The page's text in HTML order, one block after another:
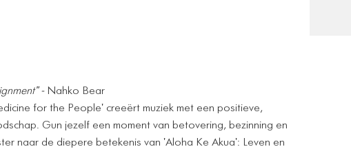
- Nahko Bear
for the People' creeërt muziek met een positieve,
Gun jezelf een moment van betovering, bezinning en
naar de diepere betekenis van 'Aloha Ke Akua': Leven en